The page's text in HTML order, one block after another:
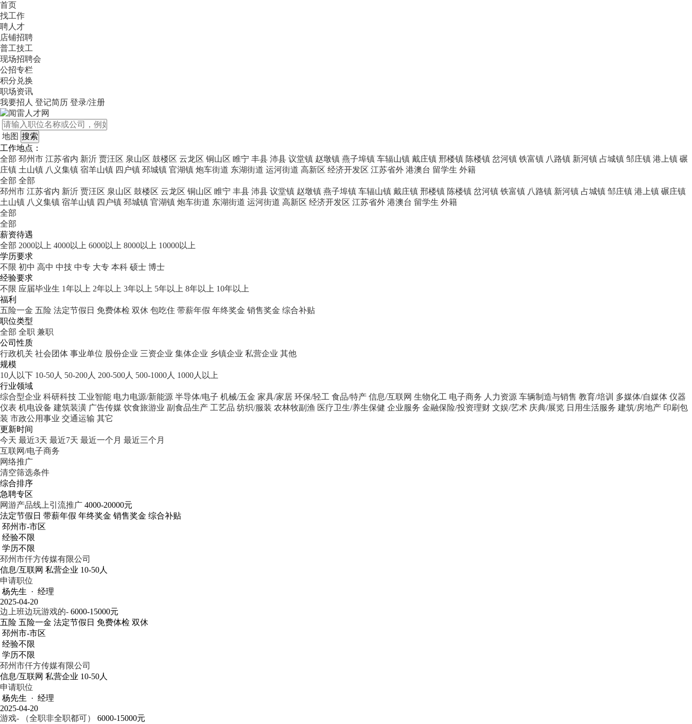
首页
找工作
聘人才
店铺招聘
普工技工
现场招聘会
公招专栏
积分兑换
职场资讯
我要招人 登记简历 登录/注册
地图
工作地点：
全部 邳州市 江苏省内 新沂 贾汪区 泉山区 鼓楼区 云龙区 铜山区 睢宁 丰县 沛县 议堂镇 赵墩镇 燕子埠镇 车辐山镇 戴庄镇 邢楼镇 陈楼镇 岔河镇 铁富镇 八路镇 新河镇 占城镇 邹庄镇 港上镇 碾
庄镇 土山镇 八义集镇 宿羊山镇 四户镇 邳城镇 官湖镇 炮车街道 东湖街道 运河街道 高新区 经济开发区 江苏省外 港澳台 留学生 外籍
全部 全部
邳州市 江苏省内 新沂 贾汪区 泉山区 鼓楼区 云龙区 铜山区 睢宁 丰县 沛县 议堂镇 赵墩镇 燕子埠镇 车辐山镇 戴庄镇 邢楼镇 陈楼镇 岔河镇 铁富镇 八路镇 新河镇 占城镇 邹庄镇 港上镇 碾庄镇
土山镇 八义集镇 宿羊山镇 四户镇 邳城镇 官湖镇 炮车街道 东湖街道 运河街道 高新区 经济开发区 江苏省外 港澳台 留学生 外籍
全部
全部
薪资待遇
全部 2000以上 4000以上 6000以上 8000以上 10000以上
学历要求
不限 初中 高中 中技 中专 大专 本科 硕士 博士
经验要求
不限 应届毕业生 1年以上 2年以上 3年以上 5年以上 8年以上 10年以上
福利
五险一金 五险 法定节假日 免费体检 双休 包吃住 带薪年假 年终奖金 销售奖金 综合补贴
职位类型
全部 全职 兼职
公司性质
行政机关 社会团体 事业单位 股份企业 三资企业 集体企业 乡镇企业 私营企业 其他
规模
10人以下 10-50人 50-200人 200-500人 500-1000人 1000人以上
行业领域
综合型企业 科研科技 工业智能 电力电源/新能源 半导体/电子 机械/五金 家具/家居 环保/轻工 食品/特产 信息/互联网 生物化工 电子商务 人力资源 车辆制造与销售 教育/培训 多媒体/自媒体 仪器
仪表 机电设备 建筑装潢 广告传媒 饮食旅游业 副食品生产 工艺品 纺织/服装 农林牧副渔 医疗卫生/养生保健 企业服务 金融保险/投资理财 文娱/艺术 庆典/展览 日用生活服务 建筑/房地产 印刷包
装 市政公用事业 交通运输 其它
更新时间
今天 最近3天 最近7天 最近一个月 最近三个月
互联网/电子商务
网络推广
清空筛选条件
综合排序
急聘专区
网游产品线上引流推广 4000-20000元
法定节假日 带薪年假 年终奖金 销售奖金 综合补贴
邳州市-市区
经验不限
学历不限
邳州市仟方传媒有限公司
信息/互联网 私营企业 10-50人
申请职位
杨先生 · 经理
2025-04-20
边上班边玩游戏的- 6000-15000元
五险 五险一金 法定节假日 免费体检 双休
邳州市-市区
经验不限
学历不限
邳州市仟方传媒有限公司
信息/互联网 私营企业 10-50人
申请职位
杨先生 · 经理
2025-04-20
游戏- （全职非全职都可）
6000-15000元